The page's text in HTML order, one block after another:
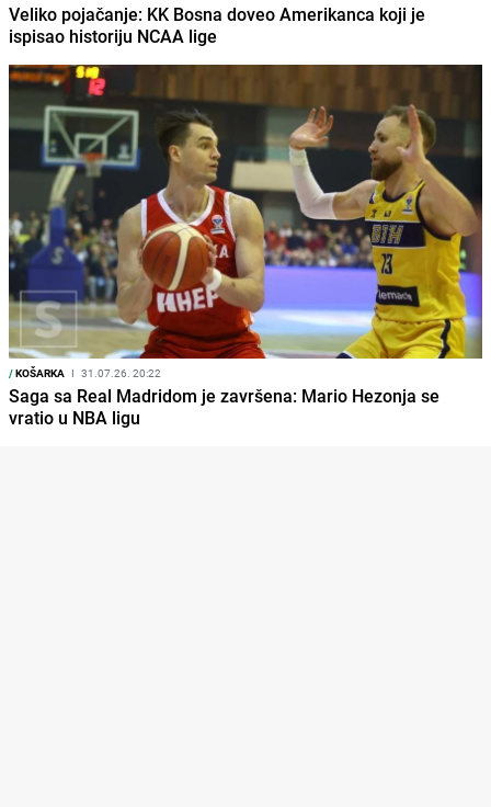
Veliko pojačanje: KK Bosna doveo Amerikanca koji je
ispisao historiju NCAA lige
/KOŠARKA I 31.07.26. 20:22
Saga sa Real Madridom je završena: Mario Hezonja se
vratio u NBA ligu